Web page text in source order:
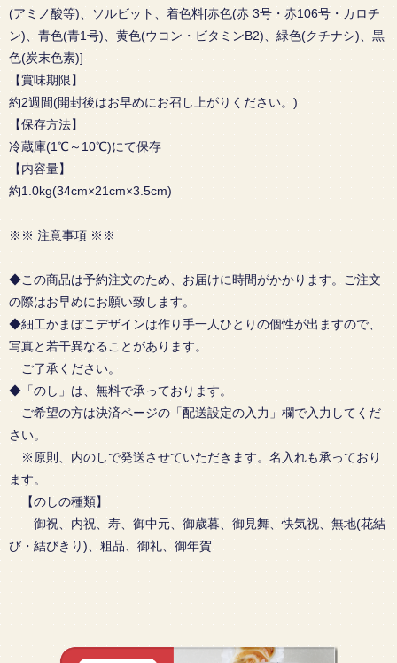
(アミノ酸等)、ソルビット、着色料[赤色(赤 3号・赤106号・カロチ
ン)、青色(青1号)、黄色(ウコン・ビタミンB2)、緑色(クチナシ)、黒
色(炭末色素)]
【賞味期限】
約2週間(開封後はお早めにお召し上がりください。)
【保存方法】
冷蔵庫(1℃～10℃)にて保存
【内容量】
約1.0kg(34cm×21cm×3.5cm)
※※ 注意事項 ※※
◆この商品は予約注文のため、お届けに時間がかかります。ご注文
の際はお早めにお願い致します。
◆細工かまぼこデザインは作り手一人ひとりの個性が出ますので、
写真と若干異なることがあります。
ご了承ください。
◆「のし」は、無料で承っております。
ご希望の方は決済ページの「配送設定の入力」欄で入力してくだ
さい。
※原則、内のしで発送させていただきます。名入れも承っており
ます。
【のしの種類】
御祝、内祝、寿、御中元、御歳暮、御見舞、快気祝、無地(花結
び・結びきり)、粗品、御礼、御年賀